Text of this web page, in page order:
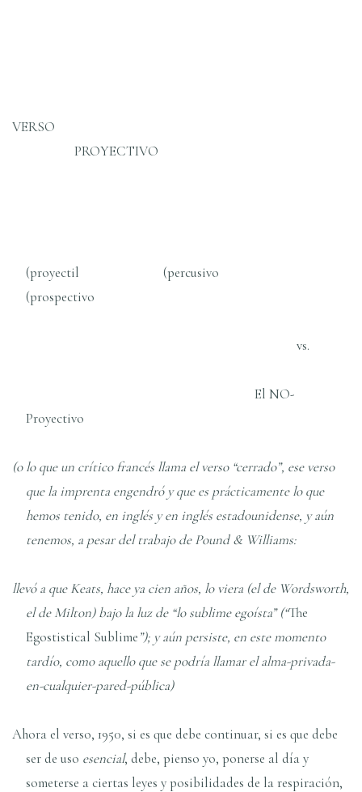
PROYECTIVO
(proyectil (percusivo
(prospectivo
vs.
El NO-
Proyectivo
(o lo que un crítico francés llama el verso “cerrado”, ese verso
que la imprenta engendró y que es prácticamente lo que
hemos tenido, en inglés y en inglés estadounidense, y aún
tenemos, a pesar del trabajo de Pound & Williams:
llevó a que Keats, hace ya cien años, lo viera (el de Wordsworth,
el de Milton) bajo la luz de “lo sublime egoísta” (“The
Egostistical Sublime”); y aún persiste, en este momento
tardío, como aquello que se podría llamar el alma-privada-
en-cualquier-pared-pública)
Ahora el verso, 1950, si es que debe continuar, si es que debe
ser de uso esencial, debe, pienso yo, ponerse al día y
someterse a ciertas leyes y posibilidades de la respiración,